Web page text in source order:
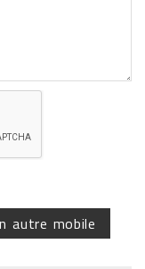
autre mobile